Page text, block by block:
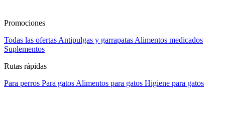
Promociones
Todas las ofertas Antipulgas y garrapatas Alimentos medicados
Suplementos
Rutas rápidas
Para perros Para gatos Alimentos para gatos Higiene para gatos